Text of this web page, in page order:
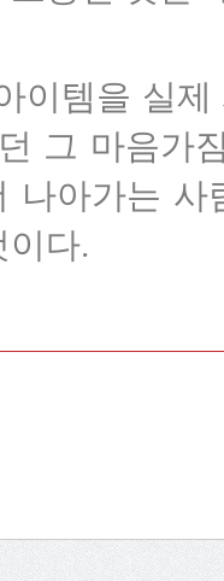
이템을 실
그 마음가
나아가는
이다.